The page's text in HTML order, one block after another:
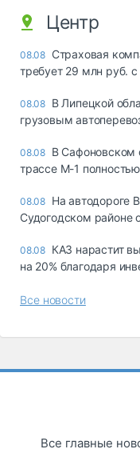
Центр
08.08 Страховая
требует 29 млн руб.
08.08 В Липецкой
грузовым
08.08 В Сафоновском
трассе М-1
08.08 На автодороге
Судогодском районе
08.08 КАЗ нарастит
на 20% благодаря
Все новости
Все главные